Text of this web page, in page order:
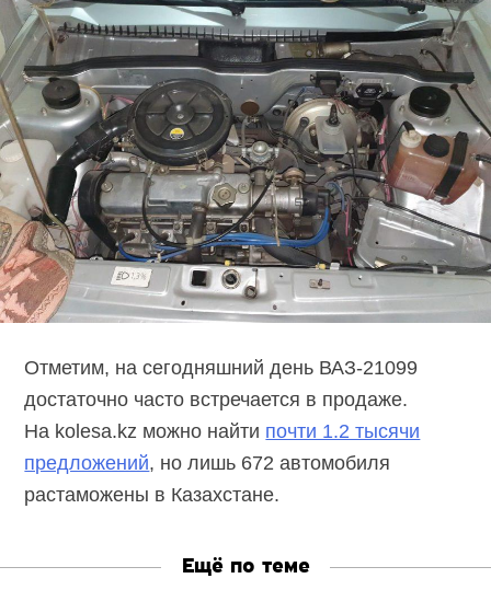
Отметим, на сегодняшний день ВАЗ-21099
достаточно часто встречается в продаже.
На kolesa.kz можно найти почти 1.2 тысячи
предложений, но лишь 672 автомобиля
растаможены в Казахстане.
Ещё по теме